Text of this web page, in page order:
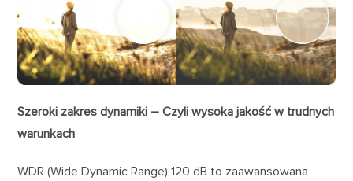
Szeroki zakres dynamiki – Czyli wysoka jakość w trudnych
warunkach
WDR (Wide Dynamic Range) 120 dB to zaawansowana